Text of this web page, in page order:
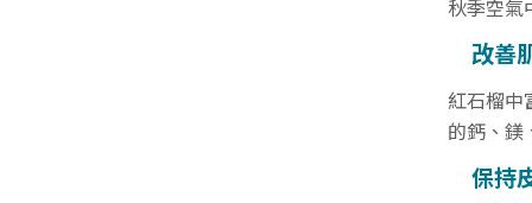
秋季空氣
改善
紅石榴中
的鈣、鎂
保持